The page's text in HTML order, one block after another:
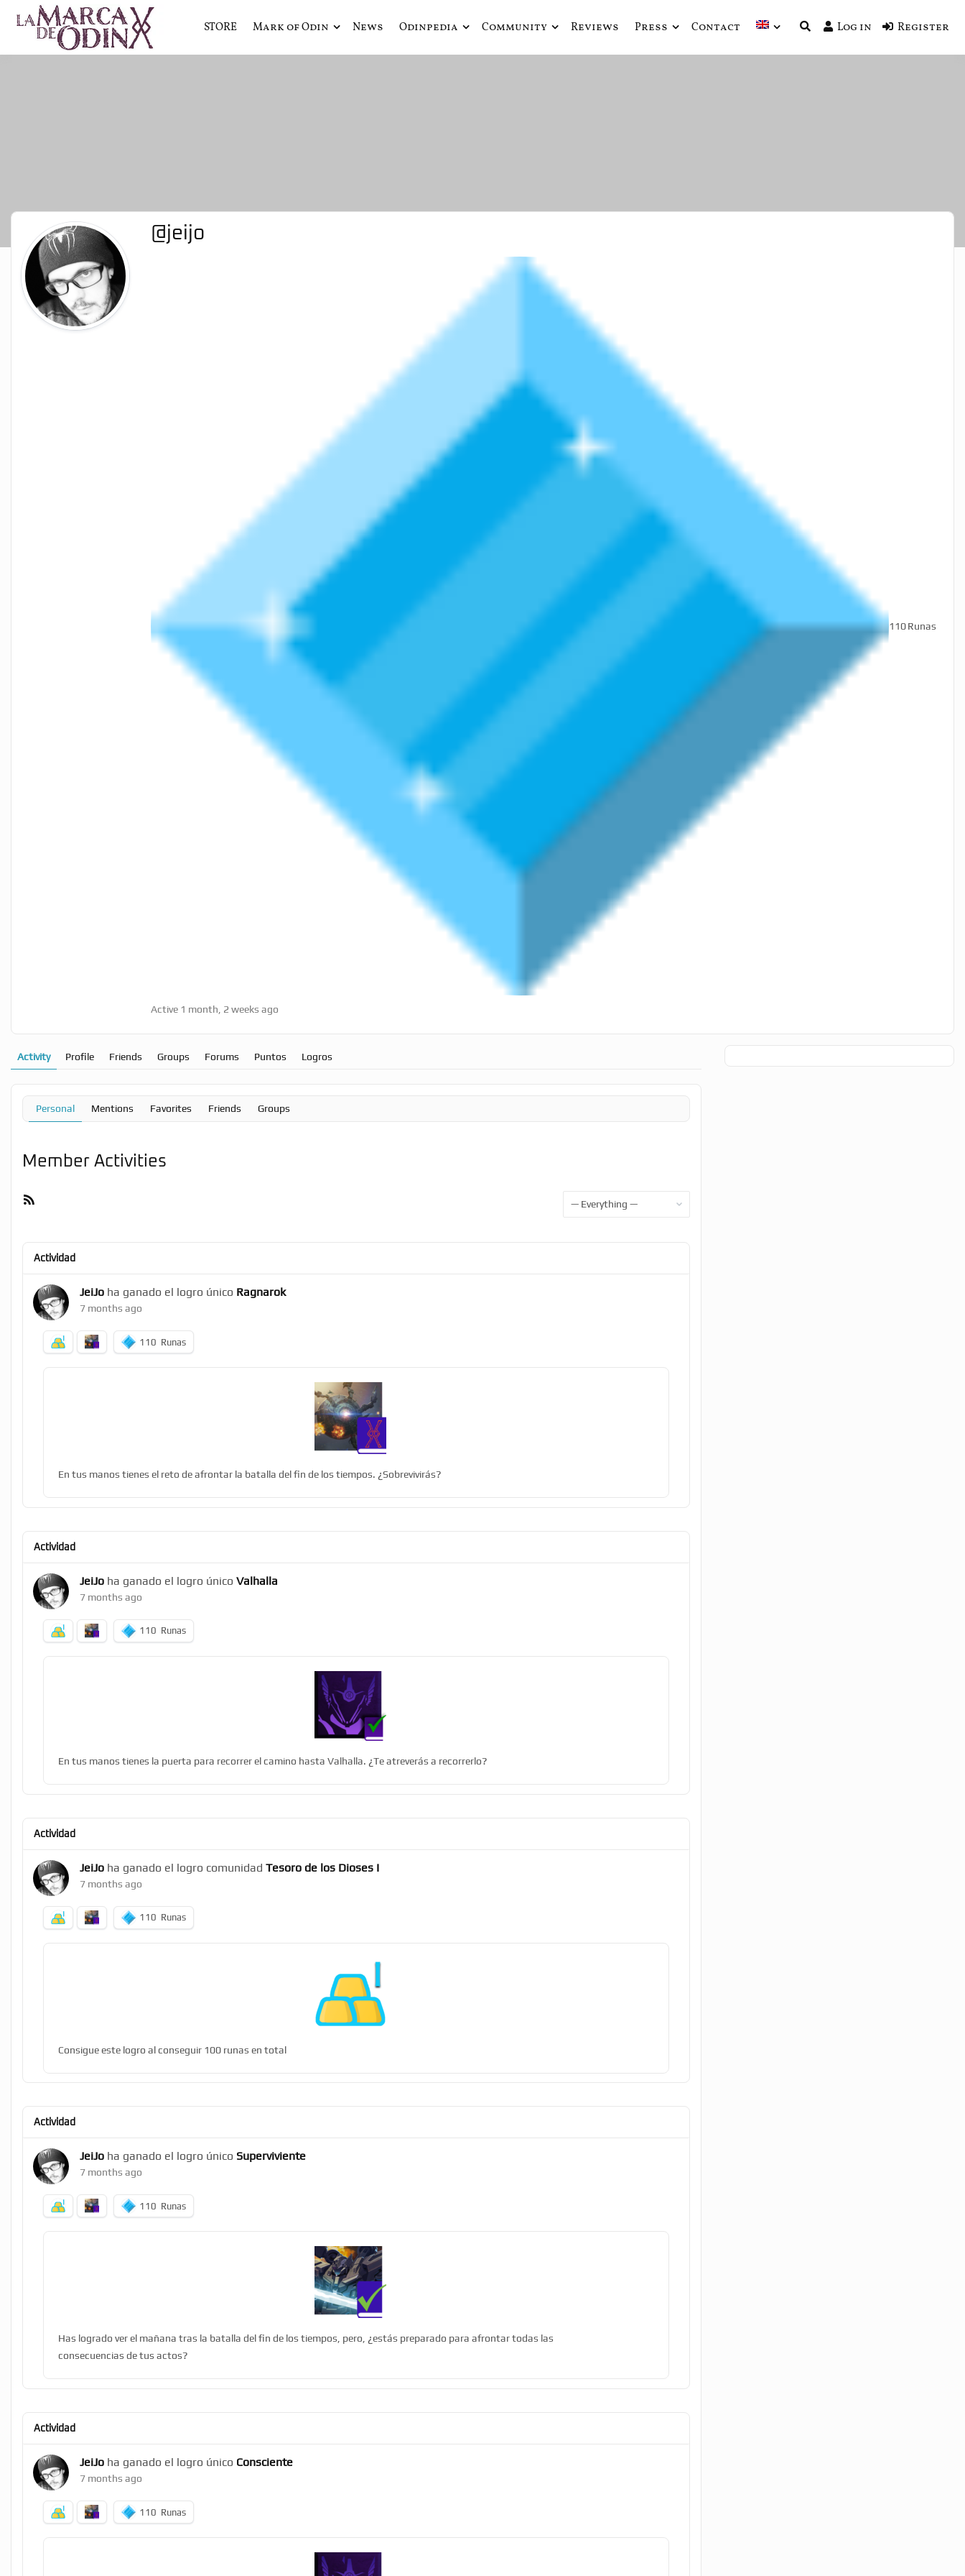
La Marca de Odín
La saga literaria transmedia que fusiona actualidad con mitología nórdica y ciencia ficción
STORE Mark of Odin News Odinpedia Community Reviews Press Contact Log in Register
@jeijo
110Runas
Active 1 month, 2 weeks ago
Activity Profile Friends Groups Forums Puntos Logros
Personal Mentions Favorites Friends Groups
Member Activities
Actividad
JeiJo ha ganado el logro único Ragnarok
7 months ago
110 Runas
En tus manos tienes el reto de afrontar la batalla del fin de los tiempos. ¿Sobrevivirás?
Actividad
JeiJo ha ganado el logro único Valhalla
7 months ago
110 Runas
En tus manos tienes la puerta para recorrer el camino hasta Valhalla. ¿Te atreverás a recorrerlo?
Actividad
JeiJo ha ganado el logro comunidad Tesoro de los Dioses I
7 months ago
110 Runas
Consigue este logro al conseguir 100 runas en total
Actividad
JeiJo ha ganado el logro único Superviviente
7 months ago
110 Runas
Has logrado ver el mañana tras la batalla del fin de los tiempos, pero, ¿estás preparado para afrontar todas las
consecuencias de tus actos?
Actividad
JeiJo ha ganado el logro único Consciente
7 months ago
110 Runas